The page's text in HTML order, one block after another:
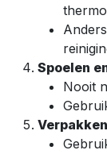
Spoelen
Nooit